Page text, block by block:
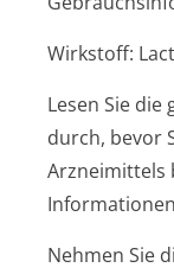
Wirkstoff:
Lesen Sie die
durch, bevor
Arzneimittels
Nehmen Sie